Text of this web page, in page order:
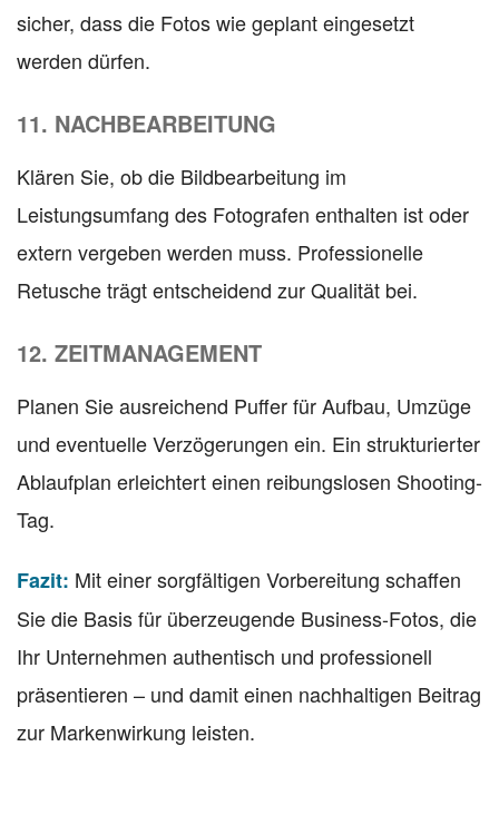
sicher, dass die Fotos wie geplant eingesetzt
werden dürfen.
11. NACHBEARBEITUNG
Klären Sie, ob die Bildbearbeitung im
Leistungsumfang des Fotografen enthalten ist oder
extern vergeben werden muss. Professionelle
Retusche trägt entscheidend zur Qualität bei.
12. ZEITMANAGEMENT
Planen Sie ausreichend Puffer für Aufbau, Umzüge
und eventuelle Verzögerungen ein. Ein strukturierter
Ablaufplan erleichtert einen reibungslosen Shooting-
Tag.
Fazit: Mit einer sorgfältigen Vorbereitung schaffen
Sie die Basis für überzeugende Business-Fotos, die
Ihr Unternehmen authentisch und professionell
präsentieren – und damit einen nachhaltigen Beitrag
zur Markenwirkung leisten.